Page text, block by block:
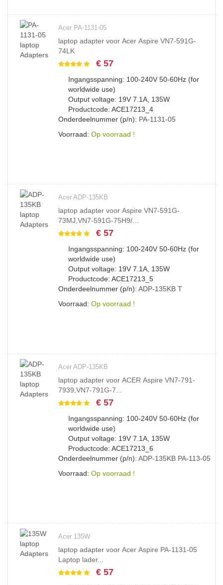
Acer PA-1131-05
laptop adapter voor Acer Aspire VN7-591G-
74LK
€ 57
Ingangsspanning: 100-240V 50-60Hz (for
worldwide use)
Output voltage: 19V 7.1A, 135W
Productcode: ACE17213_4
Onderdeelnummer (p/n): PA-1131-05
Voorraad: Op voorraad !
Acer ADP-135KB
laptop adapter voor Aspire VN7-591G-
73MJ,VN7-591G-75H9/...
€ 57
Ingangsspanning: 100-240V 50-60Hz (for
worldwide use)
Output voltage: 19V 7.1A, 135W
Productcode: ACE17213_5
Onderdeelnummer (p/n): ADP-135KB T
Voorraad: Op voorraad !
Acer ADP-135KB
laptop adapter voor ACER Aspire VN7-791-
7939,VN7-791G-7...
€ 57
Ingangsspanning: 100-240V 50-60Hz (for
worldwide use)
Output voltage: 19V 7.1A, 135W
Productcode: ACE17213_6
Onderdeelnummer (p/n): ADP-135KB PA-113-05
Voorraad: Op voorraad !
Acer 135W
laptop adapter voor Acer Aspire PA-1131-05
Laptop lader...
€ 57